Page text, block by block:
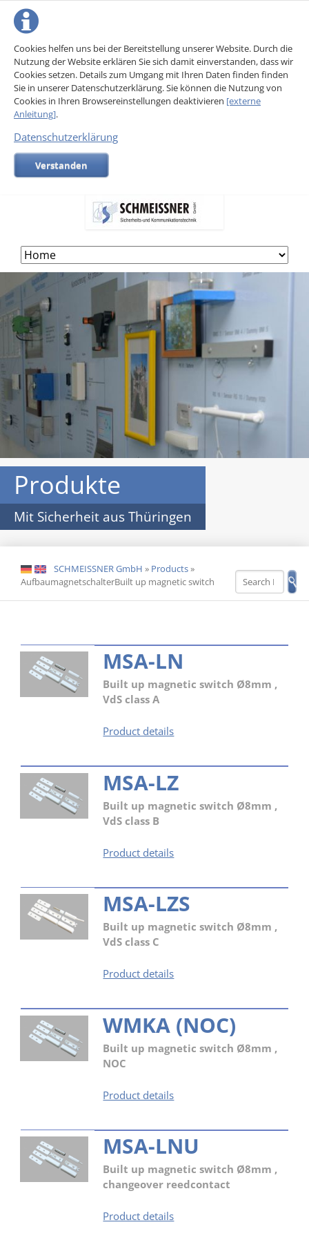
Cookies helfen uns bei der Bereitstellung unserer Website. Durch die
Nutzung der Website erklären Sie sich damit einverstanden, dass wir
Cookies setzen. Details zum Umgang mit Ihren Daten finden finden
Sie in unserer Datenschutzerklärung. Sie können die Nutzung von
Cookies in Ihren Browsereinstellungen deaktivieren [externe
Anleitung].
Datenschutzerklärung
Verstanden
navigation
Produkte
Mit Sicherheit aus Thüringen
DE EN SCHMEISSNER GmbH » Products»
AufbaumagnetschalterBuilt up magnetic switch
MSA-LN
Built up magnetic switch Ø8mm ,
VdS class A
Product detailsMSA-
MSA-LZ
Built up magnetic switch Ø8mm ,
VdS class B
Product detailsMSA-
MSA-LZS
Built up magnetic switch Ø8mm ,
VdS class C
Product detailsMSA-
WMKA (NOC)
Built up magnetic switch Ø8mm ,
NOC
Product detailsWMKA
MSA-LNU
Built up magnetic switch Ø8mm ,
changeover reedcontact
Product detailsMSA-